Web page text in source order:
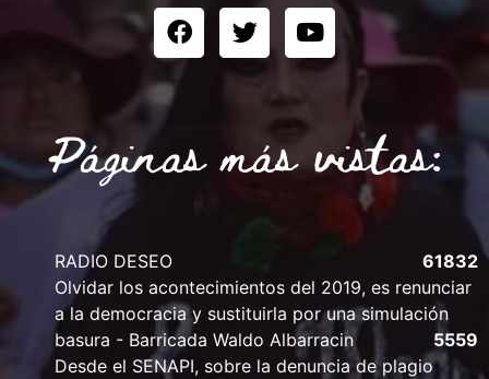
Páginas más vistas:
RADIO DESEO
61832
Olvidar los acontecimientos del 2019, es renunciar
a la democracia y sustituirla por una simulación
basura - Barricada Waldo Albarracin
5559
Desde el SENAPI, sobre la denuncia de plagio